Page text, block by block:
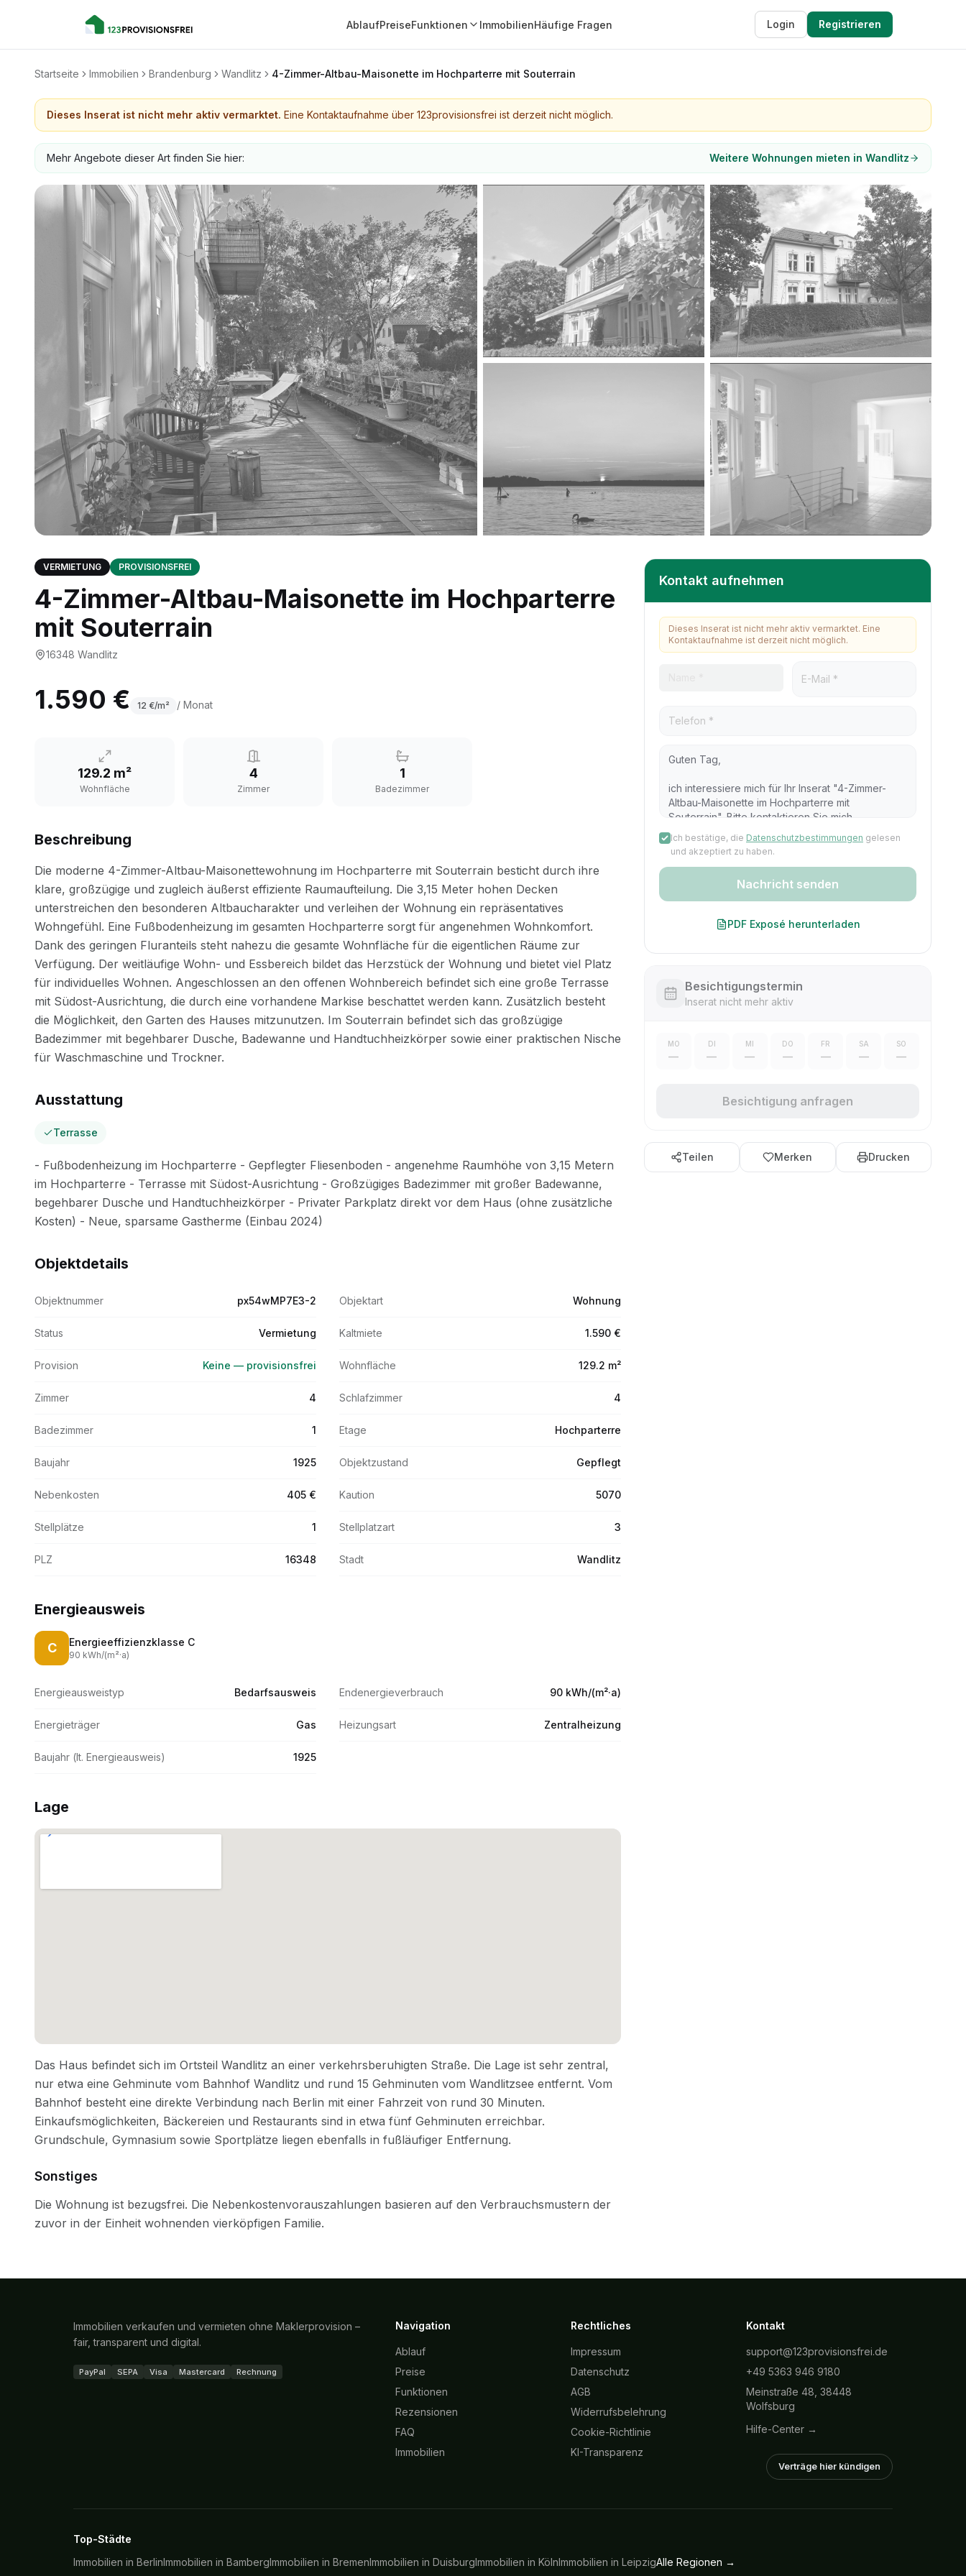
AblaufPreiseFunktionen ImmobilienHäufige Fragen Login Registrieren
Startseite Immobilien Brandenburg Wandlitz 4-Zimmer-Altbau-Maisonette im Hochparterre mit Souterrain
Dieses Inserat ist nicht mehr aktiv vermarktet. Eine Kontaktaufnahme über 123provisionsfrei ist derzeit nicht möglich.
Mehr Angebote dieser Art finden Sie hier: Weitere Wohnungen mieten in Wandlitz
VERMIETUNG PROVISIONSFREI
4-Zimmer-Altbau-Maisonette im Hochparterre
mit Souterrain
16348 Wandlitz
1.590 € 12 €/m² / Monat
129.2 m²
Wohnfläche
4
Zimmer
1
Badezimmer
Beschreibung
Ausstattung
Terrasse
Objektdetails
Objektnummer px54wMP7E3-2 Objektart Wohnung
Status Vermietung Kaltmiete 1.590 €
Provision Keine — provisionsfrei Wohnfläche 129.2 m²
Zimmer 4 Schlafzimmer 4
Badezimmer 1 Etage Hochparterre
Baujahr 1925 Objektzustand Gepflegt
Nebenkosten 405 € Kaution 5070
Stellplätze 1 Stellplatzart 3
PLZ 16348 Stadt Wandlitz
Energieausweis
C Energieeffizienzklasse C
90 kWh/(m²·a)
Energieausweistyp Bedarfsausweis Endenergieverbrauch 90 kWh/(m²·a)
Energieträger Gas Heizungsart Zentralheizung
Baujahr (lt. Energieausweis) 1925
Lage
Sonstiges
Kontakt aufnehmen
Dieses Inserat ist nicht mehr aktiv vermarktet. Eine
Kontaktaufnahme ist derzeit nicht möglich.
Ich bestätige, die Datenschutzbestimmungen gelesen
und akzeptiert zu haben.
Nachricht senden
PDF Exposé herunterladen
Besichtigungstermin
Inserat nicht mehr aktiv
MO
—
DI
—
MI
—
DO
—
FR
—
SA
—
SO
—
Besichtigung anfragen
Teilen Merken Drucken
Immobilien verkaufen und vermieten ohne Maklerprovision –
fair, transparent und digital.
PayPal SEPA Visa Mastercard Rechnung
Navigation
Ablauf
Preise
Funktionen
Rezensionen
FAQ
Immobilien
Rechtliches
Impressum
Datenschutz
AGB
Widerrufsbelehrung
Cookie-Richtlinie
KI-Transparenz
Kontakt
support@123provisionsfrei.de
+49 5363 946 9180
Meinstraße 48, 38448
Wolfsburg
Hilfe-Center →
Verträge hier kündigen
Top-Städte
Immobilien in BerlinImmobilien in BambergImmobilien in BremenImmobilien in DuisburgImmobilien in KölnImmobilien in LeipzigAlle Regionen →